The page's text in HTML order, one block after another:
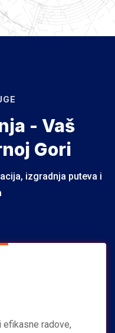
- Vaš
Gori
izgradnja puteva i
radove,